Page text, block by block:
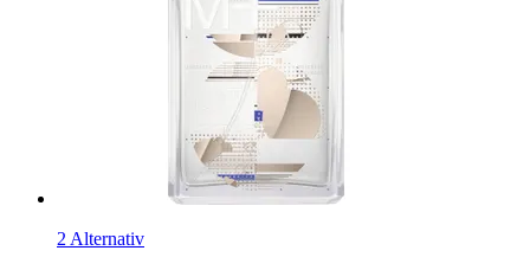
2 Alternativ